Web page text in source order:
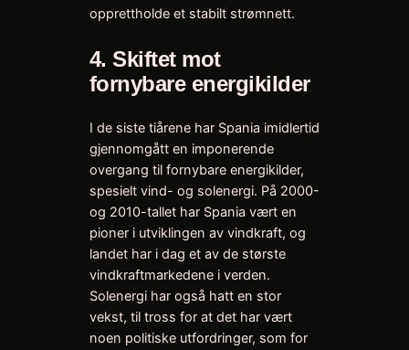
opprettholde et stabilt strømnett.
4.Skiftet mot
fornybare energikilder
I de siste tiårene har Spania imidlertid
gjennomgått en imponerende
overgang til fornybare energikilder,
spesielt vind- og solenergi. På 2000-
og 2010-tallet har Spania vært en
pioner i utviklingen av vindkraft, og
landet har i dag et av de største
vindkraftmarkedene i verden.
Solenergi har også hatt en stor
vekst, til tross for at det har vært
noen politiske utfordringer, som for